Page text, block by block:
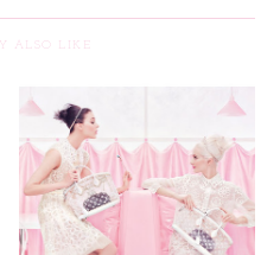
ALSO LIKE